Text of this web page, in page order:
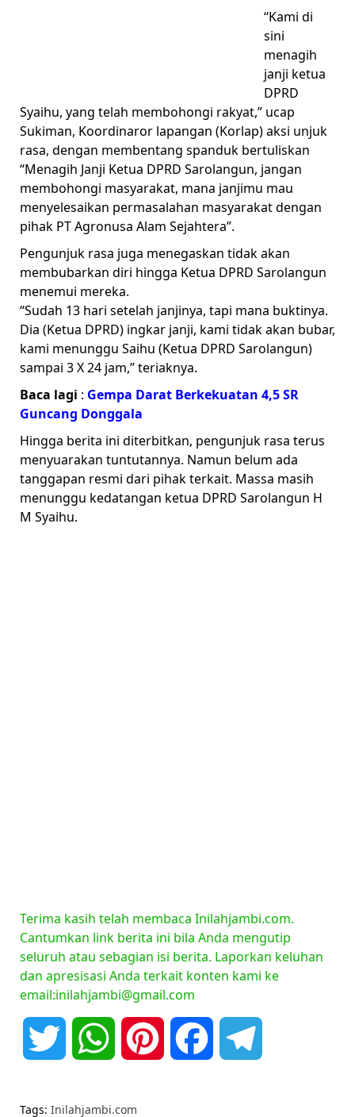
“Kami di
sini
menagih
janji ketua
DPRD
Syaihu, yang telah membohongi rakyat,” ucap
Sukiman, Koordinaror lapangan (Korlap) aksi unjuk
rasa, dengan membentang spanduk bertuliskan
“Menagih Janji Ketua DPRD Sarolangun, jangan
membohongi masyarakat, mana janjimu mau
menyelesaikan permasalahan masyarakat dengan
pihak PT Agronusa Alam Sejahtera”.
Pengunjuk rasa juga menegaskan tidak akan
membubarkan diri hingga Ketua DPRD Sarolangun
menemui mereka.
“Sudah 13 hari setelah janjinya, tapi mana buktinya.
Dia (Ketua DPRD) ingkar janji, kami tidak akan bubar,
kami menunggu Saihu (Ketua DPRD Sarolangun)
sampai 3 X 24 jam,” teriaknya.
Baca lagi : Gempa Darat Berkekuatan 4,5 SR
Guncang Donggala
Hingga berita ini diterbitkan, pengunjuk rasa terus
menyuarakan tuntutannya. Namun belum ada
tanggapan resmi dari pihak terkait. Massa masih
menunggu kedatangan ketua DPRD Sarolangun H
M Syaihu.
Terima kasih telah membaca Inilahjambi.com.
Cantumkan link berita ini bila Anda mengutip
seluruh atau sebagian isi berita. Laporkan keluhan
dan apresisasi Anda terkait konten kami ke
email:inilahjambi@gmail.com
Twitter WhatsAppPinterest Facebook
Tags: Inilahjambi.com